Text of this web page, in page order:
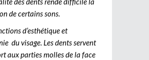
de certains sons.
d’esthétique et
du visage. Les dents servent
aux parties molles de la face